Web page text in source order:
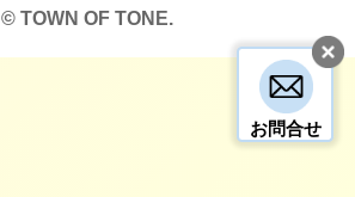
お問合せ
© TOWN OF TONE.